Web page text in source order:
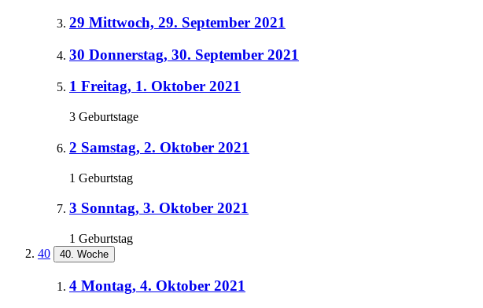
29 Mittwoch, 29. September 2021
30 Donnerstag, 30. September 2021
1 Freitag, 1. Oktober 2021
3 Geburtstage
2 Samstag, 2. Oktober 2021
1 Geburtstag
3 Sonntag, 3. Oktober 2021
1 Geburtstag
40
40. Woche
4 Montag, 4. Oktober 2021